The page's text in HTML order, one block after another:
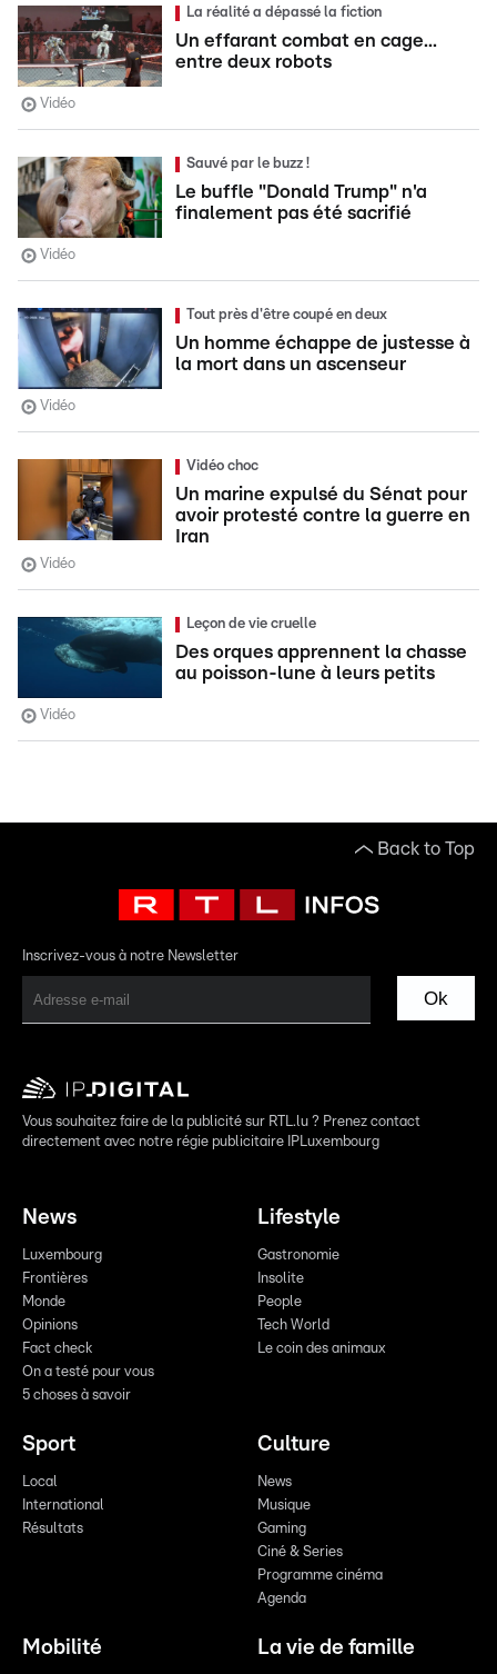
La réalité a dépassé la fiction
Un effarant combat en cage...
entre deux robots
Vidéo
Sauvé par le buzz !
Le buffle "Donald Trump" n'a
finalement pas été sacrifié
Vidéo
Tout près d'être coupé en deux
Un homme échappe de justesse à
la mort dans un ascenseur
Vidéo
Vidéo choc
Un marine expulsé du Sénat pour
avoir protesté contre la guerre en
Iran
Vidéo
Leçon de vie cruelle
Des orques apprennent la chasse
au poisson-lune à leurs petits
Vidéo
Back to Top
Inscrivez-vous à notre Newsletter
Ok
Vous souhaitez faire de la publicité sur RTL.lu ? Prenez contact
directement avec notre régie publicitaire IPLuxembourg
News
Luxembourg
Frontières
Monde
Opinions
Fact check
On a testé pour vous
5 choses à savoir
Lifestyle
Gastronomie
Insolite
People
Tech World
Le coin des animaux
Sport
Local
International
Résultats
Culture
News
Musique
Gaming
Ciné & Series
Programme cinéma
Agenda
Mobilité La vie de famille